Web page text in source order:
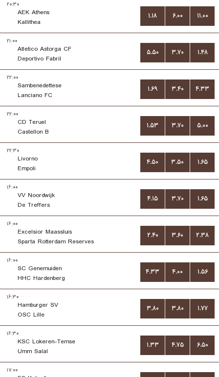
۲۰:۳۰
AEK Athens
Kallithea
۱.۱۸ ۶.۰۰ ۱۱.۰۰
۲۱:۰۰
Atletico Astorga CF
Deportivo Fabril
۵.۵۰ ۳.۷۰ ۱.۴۸
۲۲:۰۰
Sambenedettese
Lanciano FC
۱.۶۹ ۳.۴۰ ۴.۳۳
۲۲:۰۰
CD Teruel
Castellon B
۱.۵۳ ۳.۷۰ ۵.۰۰
۲۲:۳۰
Livorno
Empoli
۴.۵۰ ۳.۵۰ ۱.۶۵
۱۶:۰۰
VV Noordwijk
De Treffers
۴.۱۵ ۳.۷۰ ۱.۶۵
۱۶:۰۰
Excelsior Maassluis
Sparta Rotterdam Reserves
۲.۴۰ ۳.۶۰ ۲.۳۸
۱۶:۰۰
SC Genemuiden
HHC Hardenberg
۴.۳۳ ۴.۰۰ ۱.۵۶
۱۶:۳۰
Hamburger SV
OSC Lille
۳.۸۰ ۳.۸۰ ۱.۷۷
۱۶:۳۰
KSC Lokeren-Temse
Umm Salal
۱.۳۳ ۴.۷۵ ۶.۵۰
۱۷:۰۰